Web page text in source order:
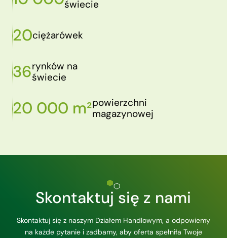
świecie
20ciężarówek
36rynków na
świecie
20 000 m²powierzchni
magazynowej
Skontaktuj się z nami
Skontaktuj się z naszym Działem Handlowym, a odpowiemy
na każde pytanie i zadbamy, aby oferta spełniła Twoje